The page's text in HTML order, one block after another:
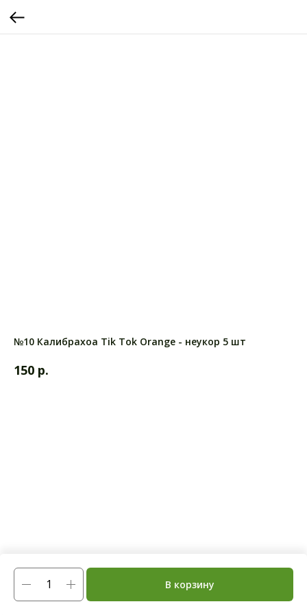
№10 Калибрахоа Tik Tok Orange - неукор 5 шт
150 р.
В корзину